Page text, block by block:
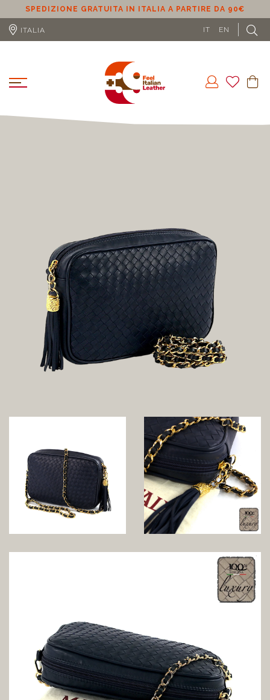
SPEDIZIONE GRATUITA IN ITALIA A PARTIRE DA 90€
ITALIA IT EN